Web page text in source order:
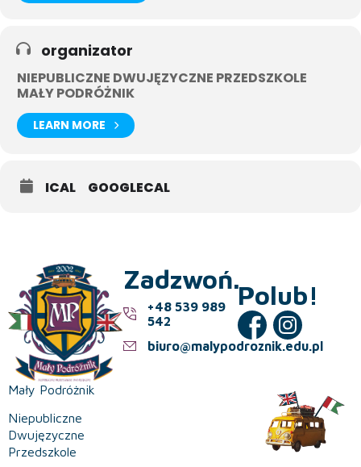
organizator
NIEPUBLICZNE DWUJĘZYCZNE PRZEDSZKOLE
MAŁY PODRÓŻNIK
LEARN MORE
ICAL GOOGLECAL
Mały Podróżnik
Niepubliczne
Dwujęzyczne
Przedszkole
Zadzwoń.
+48 539 989
542
biuro@malypodroznik.edu.pl
Polub!